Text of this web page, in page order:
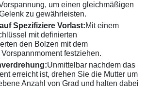
um einen gleichmäßigen
zu gewährleisten.
Spezifiziere Vorlast:Mit einem
mit definierten
den Bolzen mit dem
festziehen.
Unmittelbar nachdem das
erreicht ist, drehen Sie die Mutter um
Anzahl von Grad und halten dabei